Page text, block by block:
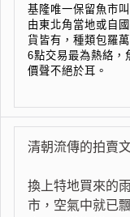
基隆唯一保留魚市叫
由東北角當地或自
貨皆有，種類包羅
6點交易最為熱絡，
價聲不絕於耳。
清朝流傳的拍賣
換上特地買來的
市，空氣中就已